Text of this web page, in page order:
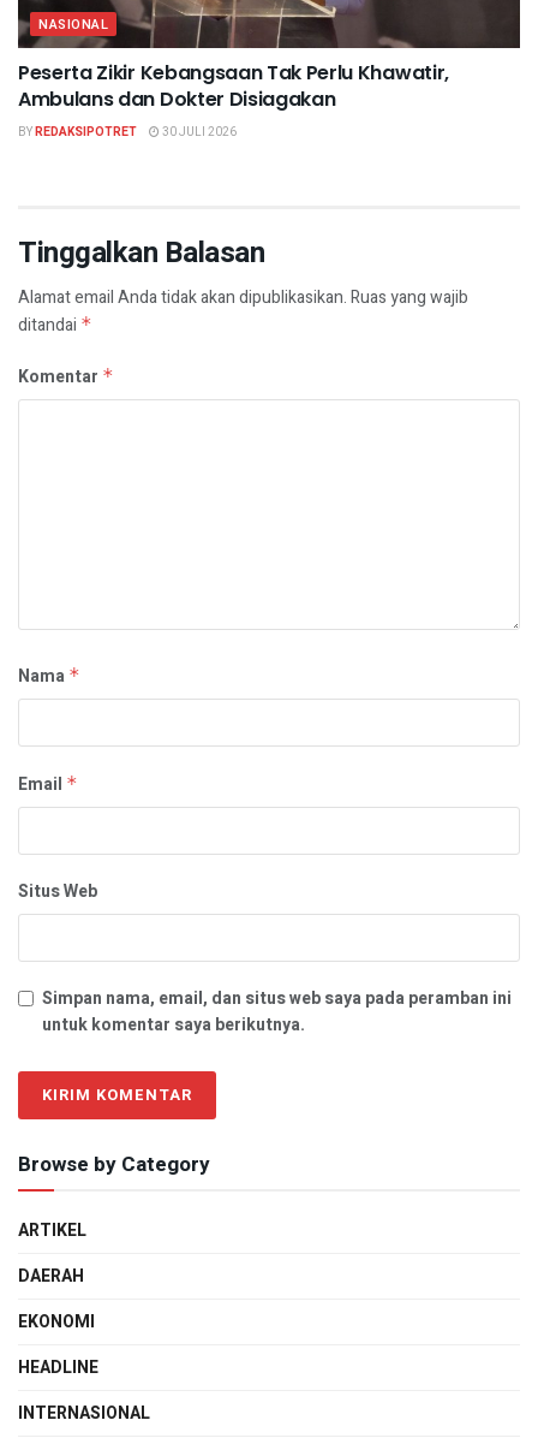
NASIONAL
Peserta Zikir Kebangsaan Tak Perlu Khawatir,
Ambulans dan Dokter Disiagakan
BYREDAKSIPOTRET 30 JULI 2026
Tinggalkan Balasan
Alamat email Anda tidak akan dipublikasikan.Ruas yang wajib
ditandai *
Komentar *
Nama *
Email *
Situs Web
Simpan nama, email, dan situs web saya pada peramban ini
untuk komentar saya berikutnya.
Browse by Category
ARTIKEL
DAERAH
EKONOMI
HEADLINE
INTERNASIONAL